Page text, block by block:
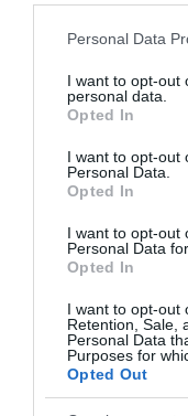
Please note that this
not limited to your
grant or deny
use your data for
consent section.
Personal Data
I want to opt-out
personal data.
Opted In
I want to opt-out
Personal Data.
Opted In
I want to opt-out
Personal Data
Opted In
I want to opt-out
Retention, Sale,
Personal Data
Purposes for
Opted Out
Egerben
Demjénben már
Ne maradjon le
bennünket az
VISSZA A